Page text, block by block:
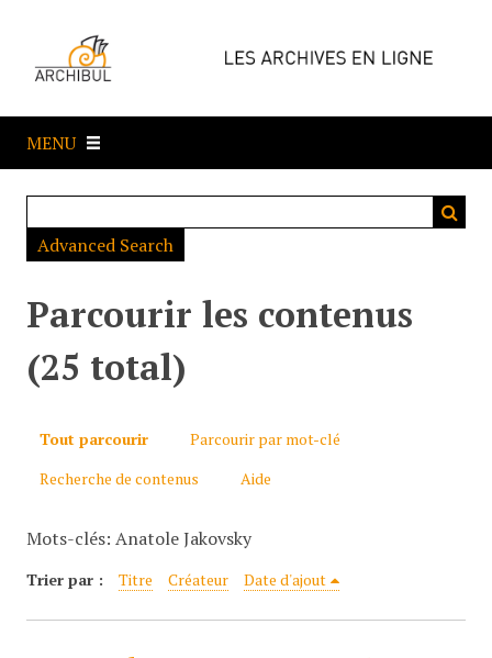
e
a
MENU
Advanced Search
Parcourir les contenus
(25 total)
Tout parcourir
Parcourir par mot-clé
Recherche de contenus
Aide
Mots-clés: Anatole Jakovsky
Trier par : Titre Créateur Date d'ajout